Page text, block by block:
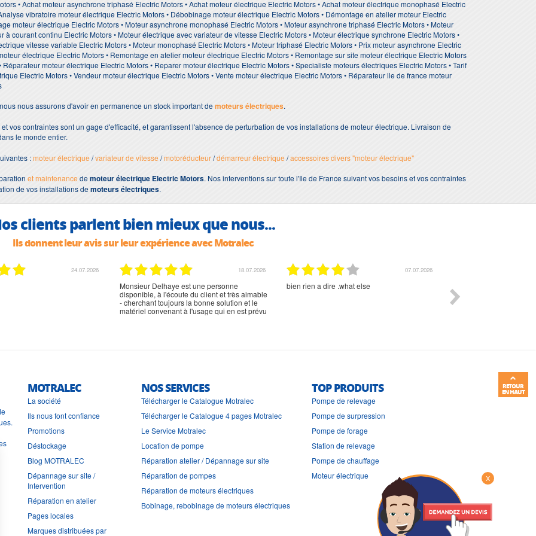
• Achat moteur asynchrone triphasé Electric Motors • Achat moteur électrique Electric Motors • Achat moteur électrique monophasé Electric
vibratoire moteur électrique Electric Motors • Débobinage moteur électrique Electric Motors • Démontage en atelier moteur Electric
moteur électrique Electric Motors • Moteur asynchrone monophasé Electric Motors • Moteur asynchrone triphasé Electric Motors • Moteur
à courant continu Electric Motors • Moteur électrique avec variateur de vitesse Electric Motors • Moteur électrique synchrone Electric Motors •
vitesse variable Electric Motors • Moteur monophasé Electric Motors • Moteur triphasé Electric Motors • Prix moteur asynchrone Electric
électrique Electric Motors • Remontage en atelier moteur électrique Electric Motors • Remontage sur site moteur électrique Electric Motors
moteur électrique Electric Motors • Reparer moteur électrique Electric Motors • Specialiste moteurs électriques Electric Motors • Tarif
Electric Motors • Vendeur moteur électrique Electric Motors • Vente moteur électrique Electric Motors • Réparateur ile de france moteur
nous assurons d'avoir en permanence un stock important demoteurs électriques.
vos contraintes sont un gage d'efficacité, et garantissent l'absence de perturbation de vos installations de moteur électrique. Livraison de
le monde entier.
:moteur électrique /variateur de vitesse /motoréducteur/démarreur électrique /accessoires divers "moteur électrique"
et maintenance demoteur électrique Electric Motors. Nos interventions sur toute l'Ile de France suivant vos besoins et vos contraintes
de vos installations demoteurs électriques.
clients parlent bien mieux que nous...
Ils donnent leur avis sur leur expérience avec Motralec
02.07.2026 02.07.2026
rien à signaler, très content
01.07.2026
Commande et délais parfait
MOTRALEC
La société
Ils nous font confiance
Promotions
Déstockage
Blog MOTRALEC
Dépannage sur site /
Intervention
Réparation en atelier
Pages locales
Marques distribuées par
NOS SERVICES
Télécharger le Catalogue Motralec
Télécharger le Catalogue 4 pages Motralec
Le Service Motralec
Location de pompe
Réparation atelier / Dépannage sur site
Réparation de pompes
Réparation de moteurs électriques
Bobinage, rebobinage de moteurs électriques
TOP PRODUITS
Pompe de relevage
Pompe de surpression
Pompe de forage
Station de relevage
Pompe de chauffage
Moteur électrique
X
RETOUR
EN HAUT